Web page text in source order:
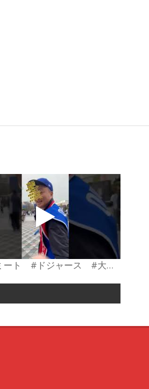
#大浦ミート #ドジャース #大谷翔平 #陣羽織 #オーダーメイド #shorts